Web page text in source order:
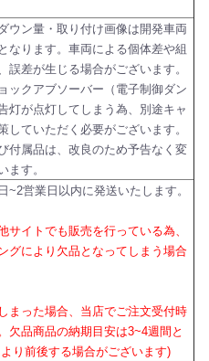
ウン量・取り付け画像は開発車両
なります。車両による個体差や組
誤差が生じる場合がございます。
ックアブソーバー（電子制御ダン
灯が点灯してしまう為、別途キャ
していただく必要がございます。
付属品は、改良のため予告なく変
ます。
~2営業日以内に発送いたします。
サイトでも販売を行っている為、
グにより欠品となってしまう場合
まった場合、当店でご注文受付時
欠品商品の納期目安は3~4週間と
り前後する場合がございます)